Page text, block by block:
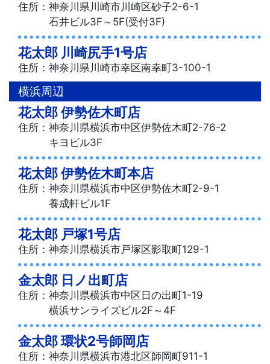
住所：神奈川県川崎市川崎区砂子2-6-1
石井ビル3F～5F(受付3F)
花太郎 川崎尻手1号店
住所：神奈川県川崎市幸区南幸町3-100-1
横浜周辺
花太郎 伊勢佐木町店
住所：神奈川県横浜市中区伊勢佐木町2-76-2
キヨビル3F
花太郎 伊勢佐木町本店
住所：神奈川県横浜市中区伊勢佐木町2-9-1
養成軒ビル1F
花太郎 戸塚1号店
住所：神奈川県横浜市戸塚区影取町129-1
金太郎 日ノ出町店
住所：神奈川県横浜市中区日の出町1-19
横浜サンライズビル2F～4F
金太郎 環状2号師岡店
住所：神奈川県横浜市港北区師岡町911-1